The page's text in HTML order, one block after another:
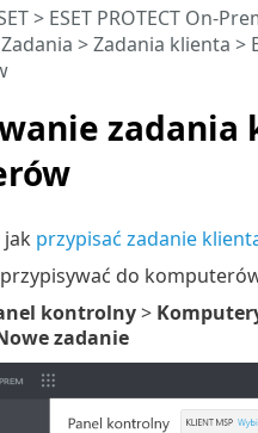
> ESET PROTECT On-
Zadania >Zadania klienta >
przypisać zadanie
do
kontrolny>
zadanie